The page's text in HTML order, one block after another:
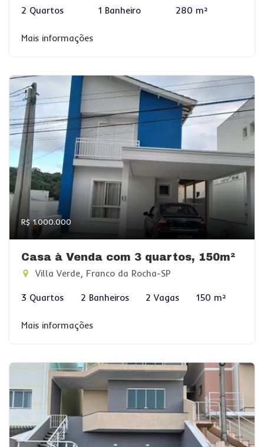
2 Quartos 1 Banheiro 280 m²
Mais informações
R$ 1.000.000
Casa à Venda com 3 quartos, 150m²
Villa Verde, Franco da Rocha-SP
3 Quartos 2 Banheiros 2 Vagas 150 m²
Mais informações